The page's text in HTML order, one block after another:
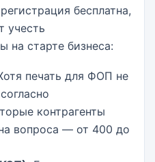
бесплатна,
учесть
на старте бизнеса:
печать для ФОП не
контрагенты
вопроса — от 400 до